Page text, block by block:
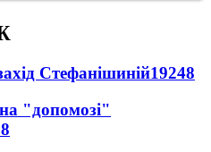
Стефанішиній19248
"допомозі"